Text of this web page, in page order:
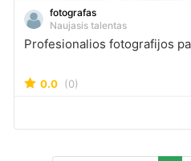
fotografas
Naujasis talentas
Profesionalios fotografijos
0.0 (0)